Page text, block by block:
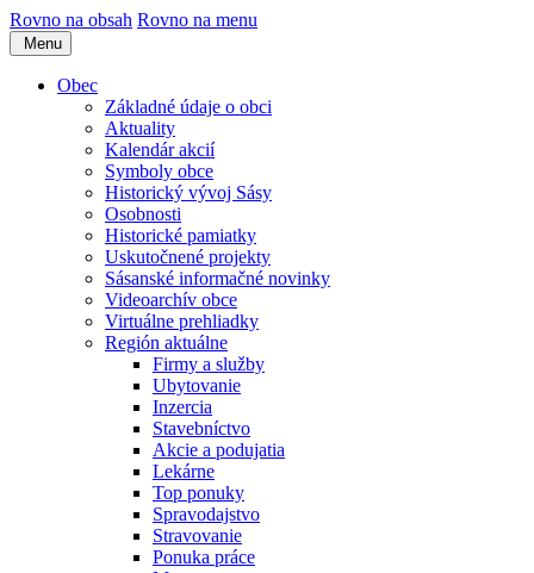
Rovno na obsah Rovno na menu
Menu
Obec
Základné údaje o obci
Aktuality
Kalendár akcií
Symboly obce
Historický vývoj Sásy
Osobnosti
Historické pamiatky
Uskutočnené projekty
Sásanské informačné novinky
Videoarchív obce
Virtuálne prehliadky
Región aktuálne
Firmy a služby
Ubytovanie
Inzercia
Stavebníctvo
Akcie a podujatia
Lekárne
Top ponuky
Spravodajstvo
Stravovanie
Ponuka práce